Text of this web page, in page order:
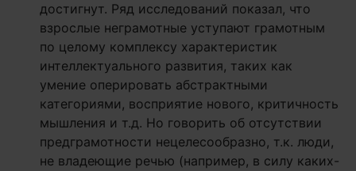
достигнут. Ряд исследований показал, что
взрослые неграмотные уступают грамотным
по целому комплексу характеристик
интеллектуального развития, таких как
умение оперировать абстрактными
категориями, восприятие нового, критичность
мышления и т.д. Но говорить об отсутствии
предграмотности нецелесообразно, т.к. люди,
не владеющие речью (например, в силу каких-